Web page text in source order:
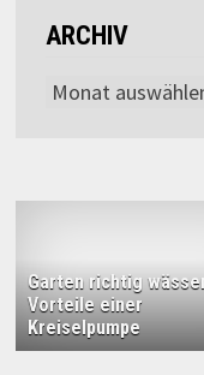
ARCHIV
Archiv
Garten richtig
Vorteile einer
Kreiselpumpe